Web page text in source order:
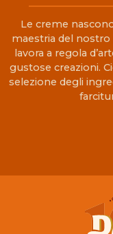
Le creme
maestria del nostro
lavora a regola
gustose creazioni.
selezione degli